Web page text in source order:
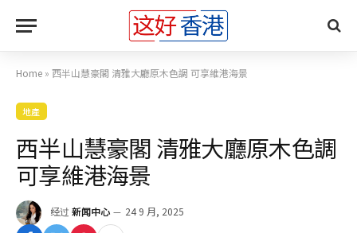
Home » 西半山慧豪閣 清雅大廳原木色調 可享維港海景
地產
西半山慧豪閣 清雅大廳原木色調
可享維港海景
经过 新闻中心 24 9 月, 2025